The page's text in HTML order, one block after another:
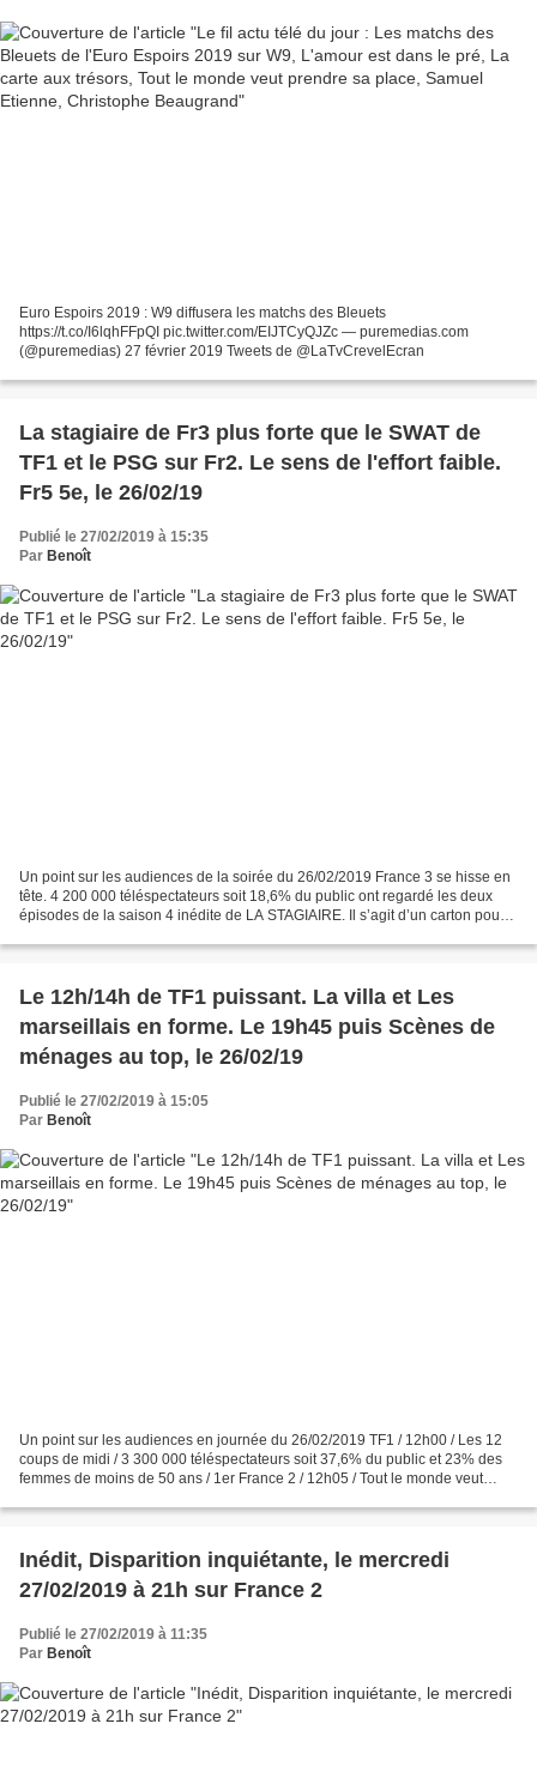
Euro Espoirs 2019 : W9 diffusera les matchs des Bleuets
https://t.co/I6lqhFFpQI pic.twitter.com/EIJTCyQJZc — puremedias.com
(@puremedias) 27 février 2019 Tweets de @LaTvCrevelEcran
La stagiaire de Fr3 plus forte que le SWAT de
TF1 et le PSG sur Fr2. Le sens de l'effort faible.
Fr5 5e, le 26/02/19
Publié le 27/02/2019 à 15:35
Par Benoît
Un point sur les audiences de la soirée du 26/02/2019 France 3 se hisse en
tête. 4 200 000 téléspectateurs soit 18,6% du public ont regardé les deux
épisodes de la saison 4 inédite de LA STAGIAIRE. Il s’agit d’un carton pour
Le 12h/14h de TF1 puissant. La villa et Les
marseillais en forme. Le 19h45 puis Scènes de
ménages au top, le 26/02/19
Publié le 27/02/2019 à 15:05
Par Benoît
Un point sur les audiences en journée du 26/02/2019 TF1 / 12h00 / Les 12
coups de midi / 3 300 000 téléspectateurs soit 37,6% du public et 23% des
femmes de moins de 50 ans / 1er France 2 / 12h05 / Tout le monde veut
Inédit, Disparition inquiétante, le mercredi
27/02/2019 à 21h sur France 2
Publié le 27/02/2019 à 11:35
Par Benoît